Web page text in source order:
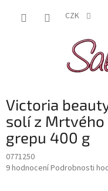
CZK
Victoria
solí z
grepu 400 g
0771250
Průměrné
9 hodnoceníPodrobnosti